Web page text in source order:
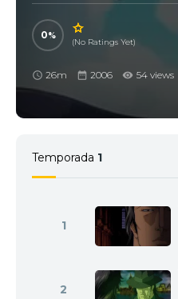
0
(No Ratings Yet)
26m 2006 54 views
Temporada 1
1
2